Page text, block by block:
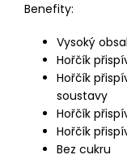
Benefity:
Vysoký
Hořčík
Hořčík
soustavy
Hořčík
Hořčík
Bez cukru